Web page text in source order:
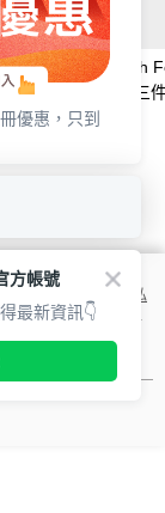
Jospeh Joseph
竹製分類砧板三
(不鏽鋼)
NT$3,980
詳情，及若您不希
請參閱本網站「
隱私
本公司得按本網站使
優惠，只到
方帳號
最新資訊👇